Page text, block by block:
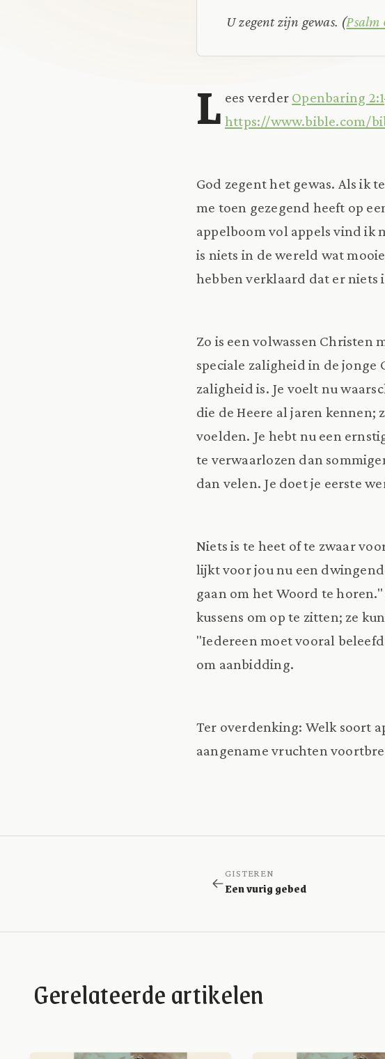
U zegent zijn gewas. (Psalm
L ees verder Openbaring 2:1
https://www.bible.com/
God zegent het gewas. Als ik
me toen gezegend heeft op
appelboom vol appels vind ik
is niets in de wereld wat
hebben verklaard dat er niets
Zo is een volwassen Christen
speciale zaligheid in de
zaligheid is. Je voelt nu
die de Heere al jaren kennen;
voelden. Je hebt nu een
te verwaarlozen dan
dan velen. Je doet je eerste
Niets is te heet of te zwaar
lijkt voor jou nu een
gaan om het Woord te
kussens om op te zitten; ze
"Iedereen moet vooral
om aanbidding.
Ter overdenking: Welk soort
aangename vruchten
GISTEREN
Een vurig gebed
Gerelateerde artikelen